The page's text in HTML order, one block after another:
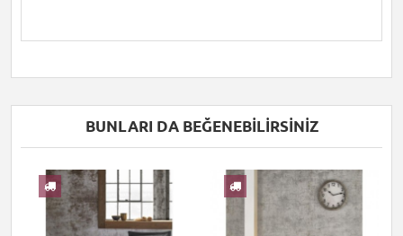
BUNLARI DA BEĞENEBILIRSINIZ